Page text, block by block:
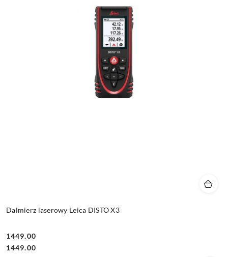
Dalmierz laserowy Leica DISTO X3
Cena:
1449.00
Cena:
1449.00